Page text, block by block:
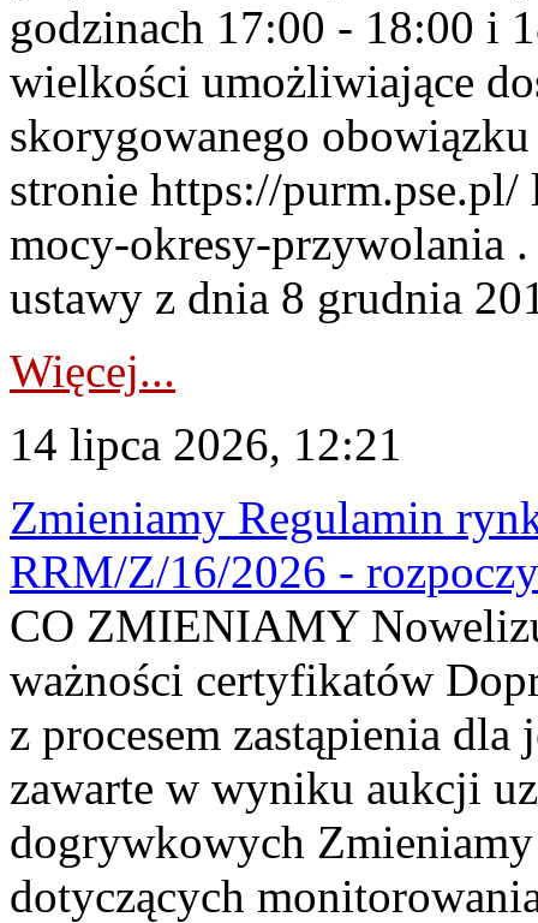
godzinach 17:00 - 18:00 i
wielkości umożliwiające
skorygowanego
stronie https://
mocy-okresy-przywolania
ustawy z dnia 8 grudnia
Więcej...
14 lipca 2026, 12:21
Zmieniamy Regulamin
RRM/Z/16/2026 -
CO ZMIENIAMY
ważności certyfikatów
z procesem zastąpienia
zawarte w wyniku aukcji
dogrywkowych Zmieniamy
dotyczących